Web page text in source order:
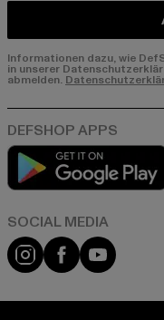
Informationen dazu, wie
in unserer
abmelden.
Instagram
FacebookYouTube